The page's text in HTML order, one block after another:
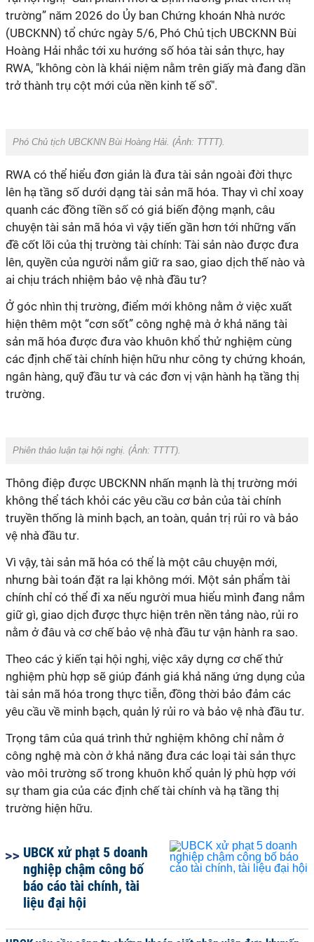
trường” năm 2026 do Ủy ban Chứng khoán Nhà nước
(UBCKNN) tổ chức ngày 5/6, Phó Chủ tịch UBCKNN Bùi
Hoàng Hải nhắc tới xu hướng số hóa tài sản thực, hay
RWA, "không còn là khái niệm nằm trên giấy mà đang dần
trở thành trụ cột mới của nền kinh tế số".
Phó Chủ tịch UBCKNN Bùi Hoàng Hải. (Ảnh: TTTT).
RWA có thể hiểu đơn giản là đưa tài sản ngoài đời thực
lên hạ tầng số dưới dạng tài sản mã hóa. Thay vì chỉ xoay
quanh các đồng tiền số có giá biến động mạnh, câu
chuyện tài sản mã hóa vì vậy tiến gần hơn tới những vấn
đề cốt lõi của thị trường tài chính: Tài sản nào được đưa
lên, quyền của người nắm giữ ra sao, giao dịch thế nào và
ai chịu trách nhiệm bảo vệ nhà đầu tư?
Ở góc nhìn thị trường, điểm mới không nằm ở việc xuất
hiện thêm một “cơn sốt” công nghệ mà ở khả năng tài
sản mã hóa được đưa vào khuôn khổ thử nghiệm cùng
các định chế tài chính hiện hữu như công ty chứng khoán,
ngân hàng, quỹ đầu tư và các đơn vị vận hành hạ tầng thị
trường.
Phiên thảo luận tại hội nghị. (Ảnh: TTTT).
Thông điệp được UBCKNN nhấn mạnh là thị trường mới
không thể tách khỏi các yêu cầu cơ bản của tài chính
truyền thống là minh bạch, an toàn, quản trị rủi ro và bảo
vệ nhà đầu tư.
Vì vậy, tài sản mã hóa có thể là một câu chuyện mới,
nhưng bài toán đặt ra lại không mới. Một sản phẩm tài
chính chỉ có thể đi xa nếu người mua hiểu mình đang nắm
giữ gì, giao dịch được thực hiện trên nền tảng nào, rủi ro
nằm ở đâu và cơ chế bảo vệ nhà đầu tư vận hành ra sao.
Theo các ý kiến tại hội nghị, việc xây dựng cơ chế thử
nghiệm phù hợp sẽ giúp đánh giá khả năng ứng dụng của
tài sản mã hóa trong thực tiễn, đồng thời bảo đảm các
yêu cầu về minh bạch, quản lý rủi ro và bảo vệ nhà đầu tư.
Trọng tâm của quá trình thử nghiệm không chỉ nằm ở
công nghệ mà còn ở khả năng đưa các loại tài sản thực
vào môi trường số trong khuôn khổ quản lý phù hợp với
sự tham gia của các định chế tài chính và hạ tầng thị
trường hiện hữu.
UBCK xử phạt 5 doanh
nghiệp chậm công bố
báo cáo tài chính, tài
liệu đại hội